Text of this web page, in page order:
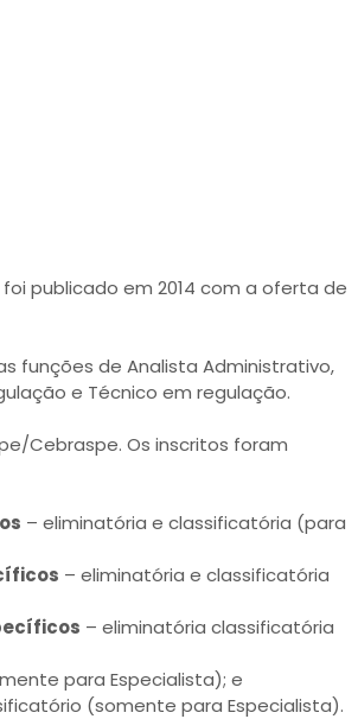
publicado em 2014 com a oferta de
funções de Analista Administrativo,
e Técnico em regulação.
Cebraspe. Os inscritos foram
– eliminatória e classificatória (para
– eliminatória e classificatória
– eliminatória classificatória
para Especialista); e
(somente para Especialista).